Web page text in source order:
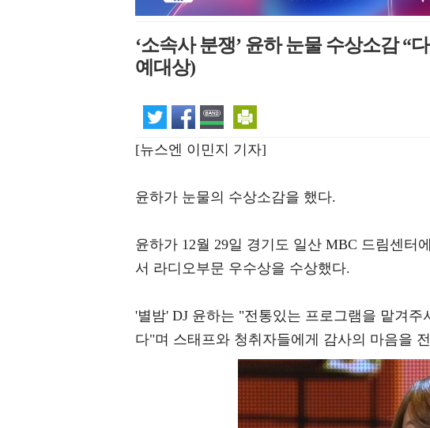
‘소속사 분쟁’ 윤하 눈물 수상소감 “
예대상)
[뉴스엔 이민지 기자]
윤하가 눈물의 수상소감을 했다.
윤하가 12월 29일 경기도 일산 MBC 드림센터
서 라디오부문 우수상을 수상했다.
'별밤' DJ 윤하는 "전통있는 프로그램을 맡겨
다"며 스태프와 청취자들에게 감사의 마음을